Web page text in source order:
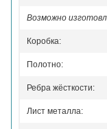
Возможно
Коробка:
Полотно:
Ребра жёсткости:
Лист металла: